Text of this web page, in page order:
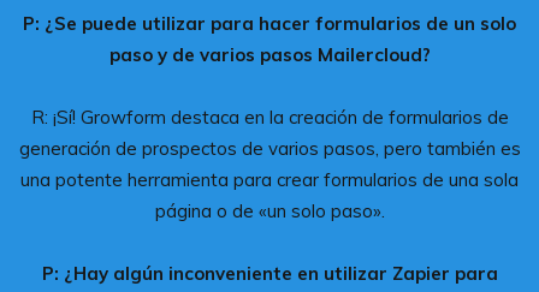
P: ¿Se puede utilizar para hacer formularios de un solo
paso y de varios pasos Mailercloud?
R: ¡Sí! Growform destaca en la creación de formularios de
generación de prospectos de varios pasos, pero también es
una potente herramienta para crear formularios de una sola
página o de «un solo paso».
P: ¿Hay algún inconveniente en utilizar Zapier para